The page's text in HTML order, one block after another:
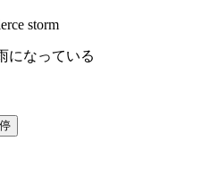
storm
になっている